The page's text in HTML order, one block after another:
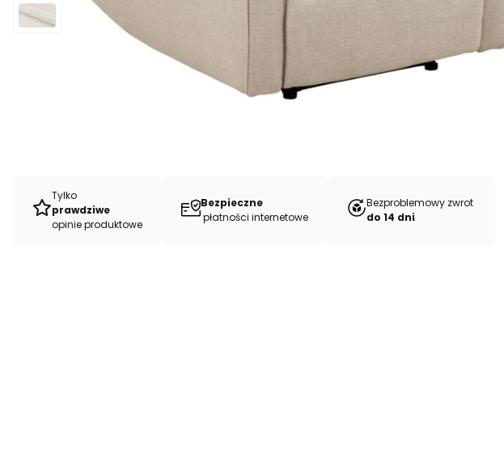
Tylko
prawdziwe
opinie produktowe
Bezpieczne
płatności internetowe
Bezproblemowy zwrot
do 14 dni